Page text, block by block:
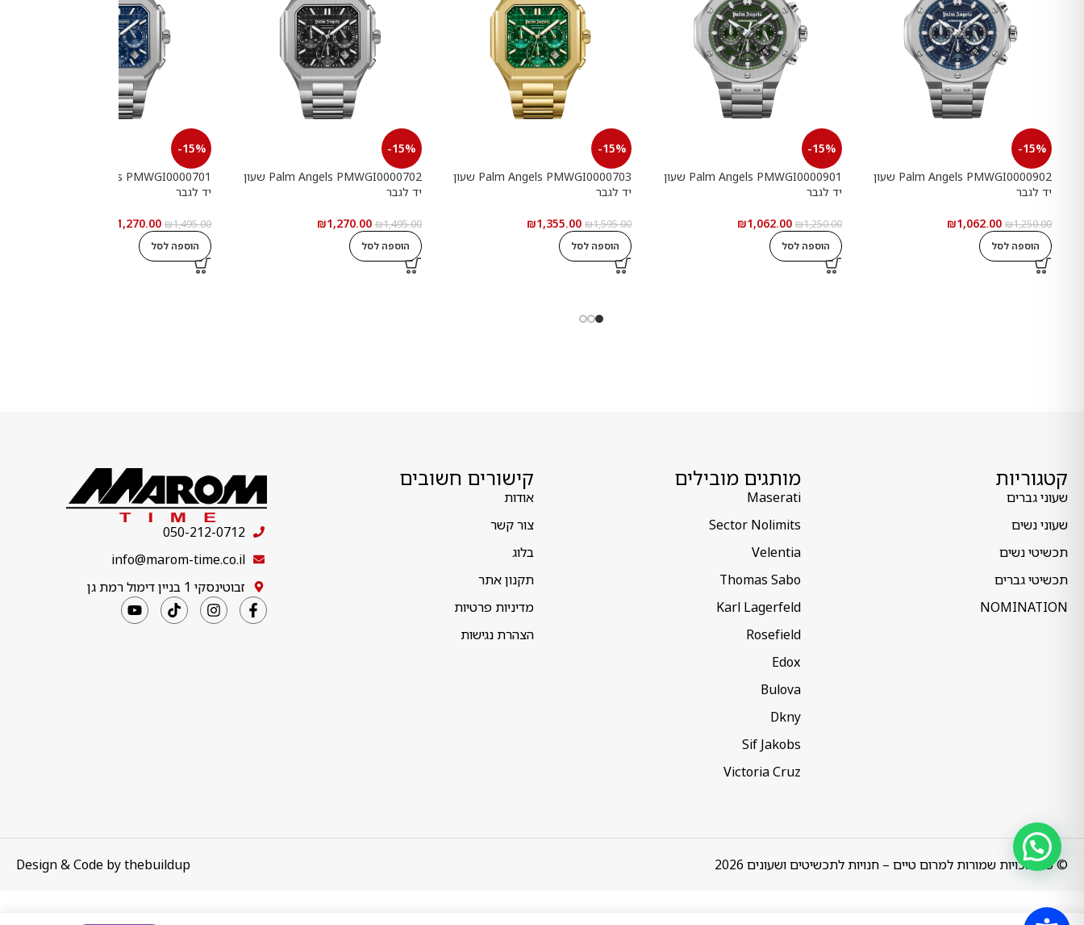
-15%
Palm Angels PMWGI0000902 שעון
יד לגבר
₪1,250.00
₪1,062.00
הוספה לסל
-15%
Palm Angels PMWGI0000901 שעון
יד לגבר
₪1,250.00
₪1,062.00
הוספה לסל
-15%
Palm Angels PMWGI0000703 שעון
יד לגבר
₪1,595.00
₪1,355.00
הוספה לסל
-15%
Palm Angels PMWGI0000702 שעון
יד לגבר
₪1,495.00
₪1,270.00
הוספה לסל
-15%
יד לגבר
₪1,495.00
1,270.00
הוספה לסל
קטגוריות
שעוני גברים
שעוני נשים
תכשיטי נשים
תכשיטי גברים
NOMINATION
מותגים מובילים
Maserati
Sector Nolimits
Velentia
Thomas Sabo
Karl Lagerfeld
Rosefield
Edox
Bulova
Dkny
Sif Jakobs
Victoria Cruz
קישורים חשובים
אודות
צור קשר
בלוג
תקנון אתר
מדיניות פרטיות
הצהרת נגישות
050-212-0712
info@marom-time.co.il
זבוטינסקי 1 בניין דימול רמת גן
© כל הזכויות שמורות למרום טיים – חנויות לתכשיטים ושעונים 2026 Design & Code bythebuildup